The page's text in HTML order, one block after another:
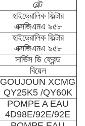
বেল্ট
হাইড্রোলিক ফিল্টার
এক্সজিএমএ ৯৫৮
হাইড্রোলিক ফিল্টার
এক্সজিএমএ ৯৫৮
সার্ভিস ডি ফ্রেন্ড
বিয়েল
GOUJOUN XCMG
QY25K5 /QY60K
POMPE A EAU
4D98E/92E/92E